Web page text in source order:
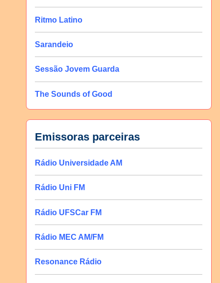
Ritmo Latino
Sarandeio
Sessão Jovem Guarda
The Sounds of Good
Emissoras parceiras
Rádio Universidade AM
Rádio Uni FM
Rádio UFSCar FM
Rádio MEC AM/FM
Resonance Rádio